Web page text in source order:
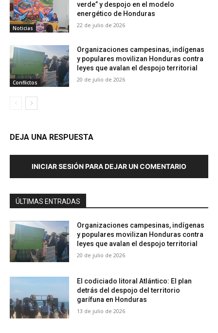
Noticias
verde” y despojo en el modelo
energético de Honduras
22 de julio de 2026
Conflictos
Organizaciones campesinas, indígenas
y populares movilizan Honduras contra
leyes que avalan el despojo territorial
20 de julio de 2026
DEJA UNA RESPUESTA
INICIAR SESIÓN PARA DEJAR UN COMENTARIO
ÚLTIMAS ENTRADAS
Organizaciones campesinas, indígenas
y populares movilizan Honduras contra
leyes que avalan el despojo territorial
20 de julio de 2026
El codiciado litoral Atlántico: El plan
detrás del despojo del territorio
garífuna en Honduras
13 de julio de 2026